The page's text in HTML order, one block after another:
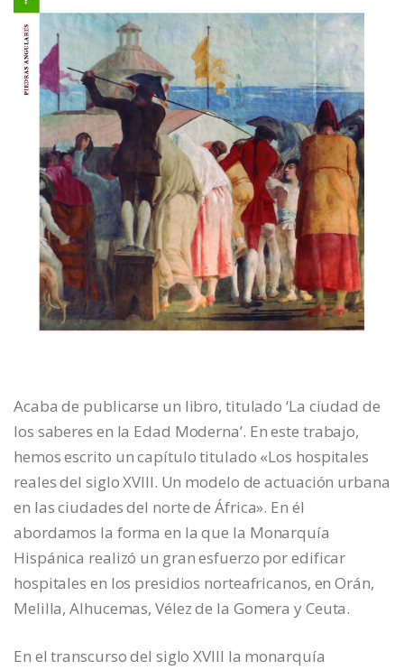
Acaba de publicarse un libro, titulado ‘La ciudad de
los saberes en la Edad Moderna’. En este trabajo,
hemos escrito un capítulo titulado «Los hospitales
reales del siglo XVIII. Un modelo de actuación urbana
en las ciudades del norte de África». En él
abordamos la forma en la que la Monarquía
Hispánica realizó un gran esfuerzo por edificar
hospitales en los presidios norteafricanos, en Orán,
Melilla, Alhucemas, Vélez de la Gomera y Ceuta.
En el transcurso del siglo XVIII la monarquía